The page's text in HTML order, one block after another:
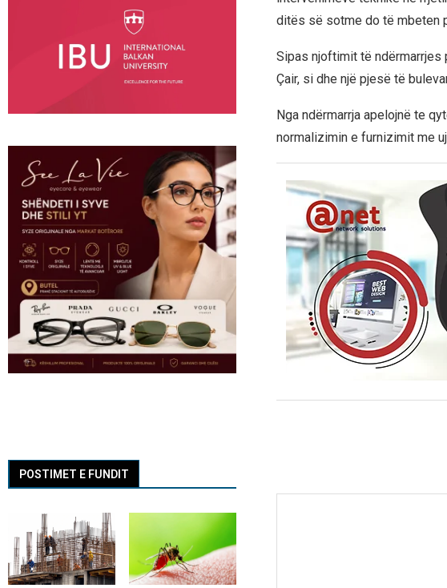
ditës së sotme do të mbeten
Sipas njoftimit të ndërmarrjes
Çair, si dhe një pjesë të
Nga ndërmarrja apelojnë te
normalizimin e furnizimit me
POSTIMET E FUNDIT